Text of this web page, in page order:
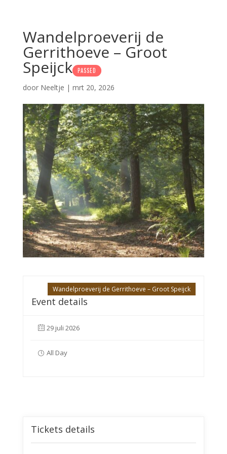
Wandelproeverij de
Gerrithoeve – Groot
Speijck PASSED
door Neeltje | mrt 20, 2026
Wandelproeverij de Gerrithoeve – Groot Speijck
Event details
29 juli 2026
All Day
Tickets details